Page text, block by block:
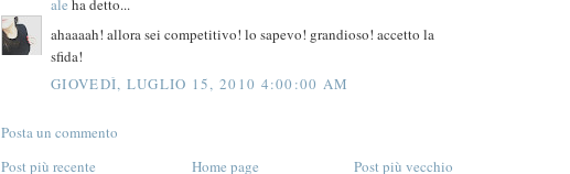
ale ha detto...
ahaaaah! allora sei competitivo! lo sapevo! grandioso! accetto la
sfida!
GIOVEDÌ, LUGLIO 15, 2010 4:00:00 AM
Posta un commento
Post più recente
Post più vecchio
Home page